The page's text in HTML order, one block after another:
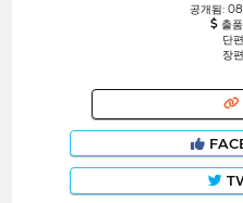
공개됨:
출품
단
장